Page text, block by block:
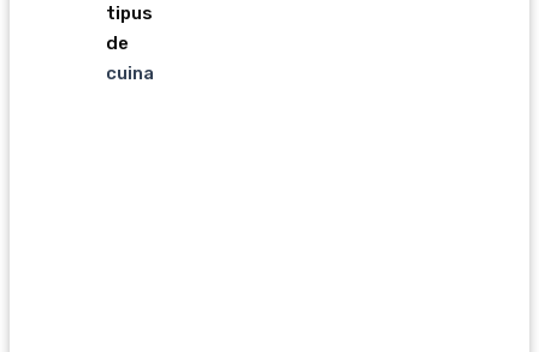
tipus
de
cuina